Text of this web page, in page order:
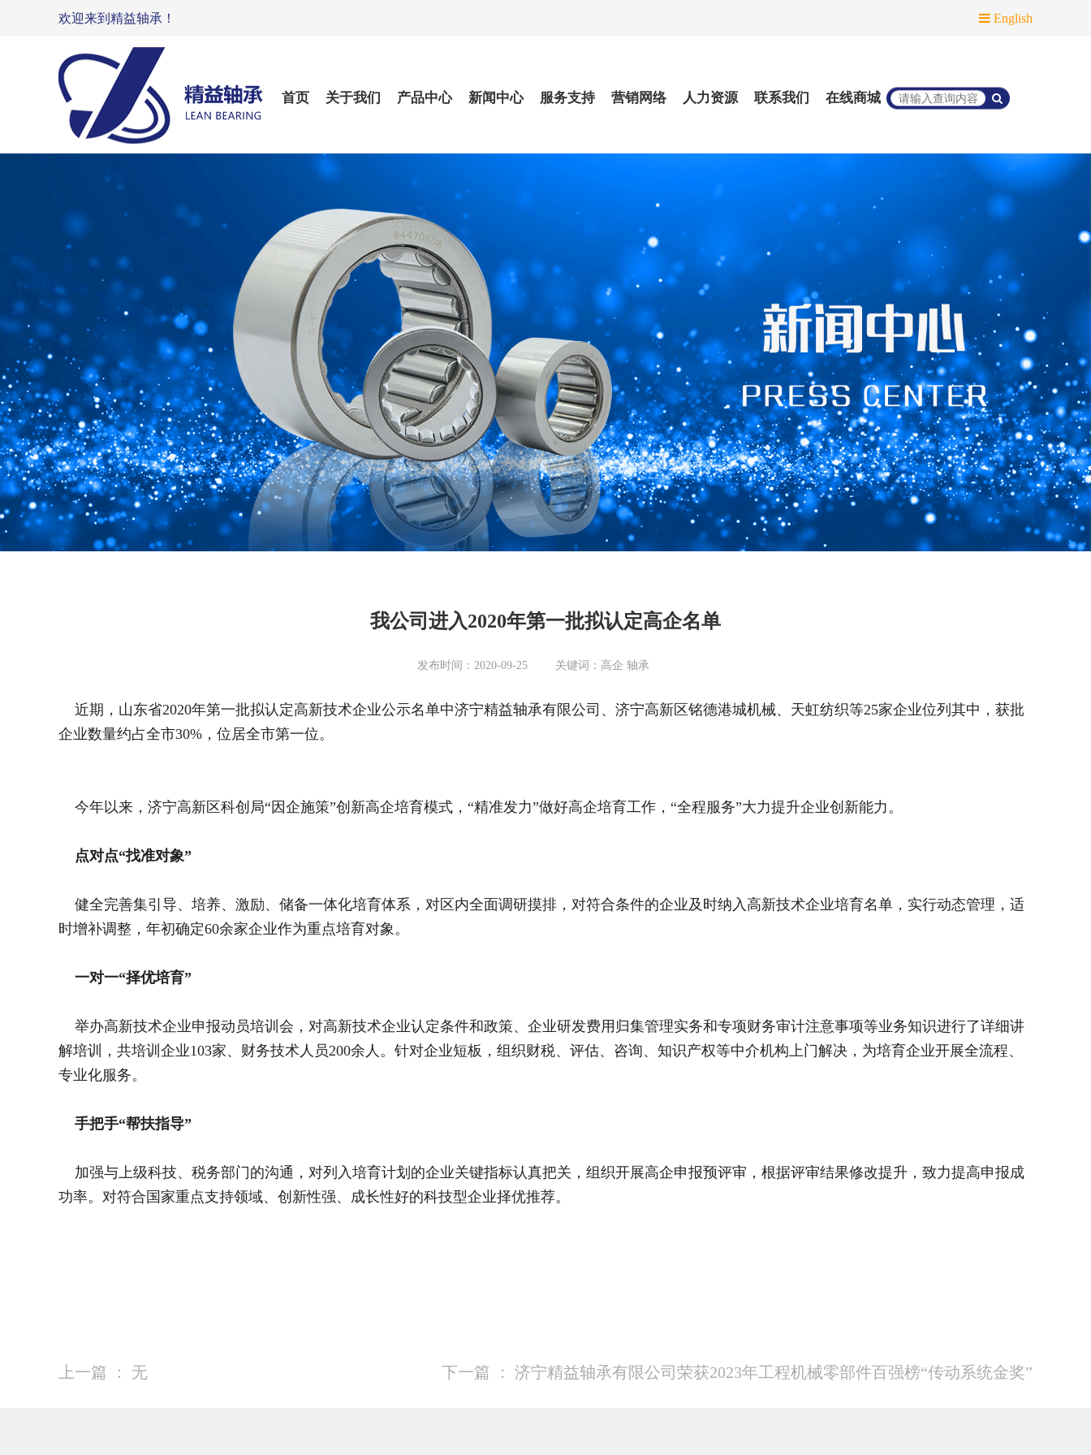
欢迎来到精益轴承！ English
首页 关于我们 产品中心 新闻中心 服务支持 营销网络 人力资源 联系我们 在线商城
我公司进入2020年第一批拟认定高企名单
发布时间： 2020-09-25 关键词： 高企 轴承
近期，山东省2020年第一批拟认定高新技术企业公示名单中济宁精益轴承有限公司、济宁高新区铭德港城机械、天虹纺织等25家企业位列其中，获批
企业数量约占全市30%，位居全市第一位。
今年以来，济宁高新区科创局“因企施策”创新高企培育模式，“精准发力”做好高企培育工作，“全程服务”大力提升企业创新能力。
点对点“找准对象”
健全完善集引导、培养、激励、储备一体化培育体系，对区内全面调研摸排，对符合条件的企业及时纳入高新技术企业培育名单，实行动态管理，适
时增补调整，年初确定60余家企业作为重点培育对象。
一对一“择优培育”
举办高新技术企业申报动员培训会，对高新技术企业认定条件和政策、企业研发费用归集管理实务和专项财务审计注意事项等业务知识进行了详细讲
解培训，共培训企业103家、财务技术人员200余人。针对企业短板，组织财税、评估、咨询、知识产权等中介机构上门解决，为培育企业开展全流程、
专业化服务。
手把手“帮扶指导”
加强与上级科技、税务部门的沟通，对列入培育计划的企业关键指标认真把关，组织开展高企申报预评审，根据评审结果修改提升，致力提高申报成
功率。对符合国家重点支持领域、创新性强、成长性好的科技型企业择优推荐。
上一篇 ： 无 下一篇 ： 济宁精益轴承有限公司荣获2023年工程机械零部件百强榜“传动系统金奖”